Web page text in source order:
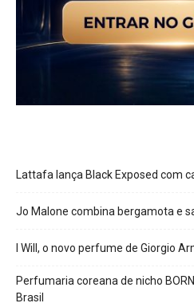
Lattafa lança Black Exposed com
Jo Malone combina bergamota e
I Will, o novo perfume de Giorgio
Perfumaria coreana de nicho
Brasil